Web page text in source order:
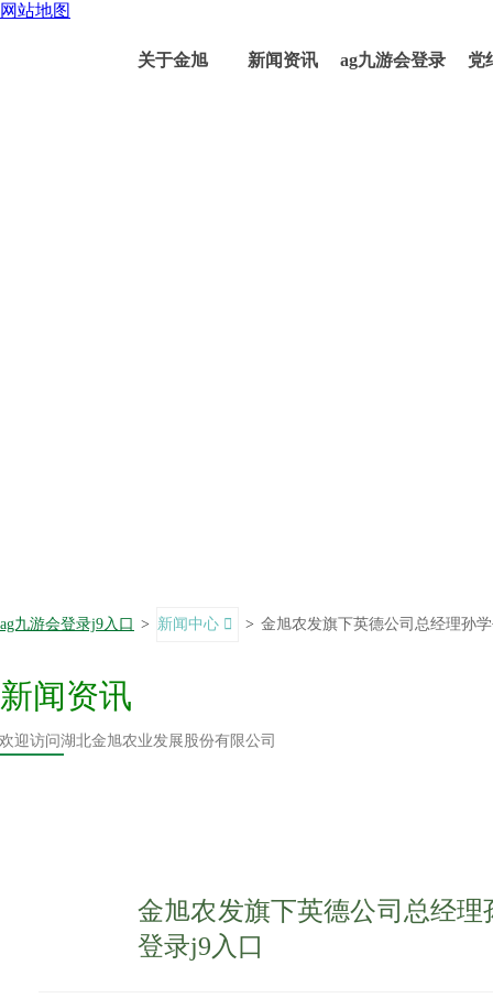
关于金旭 新闻资讯 ag九游会登录 党
ag九游会登录j9入口 > 新闻中心 > 金旭农发旗下英德公司总经理孙
新闻资讯
欢迎访问湖北金旭农业发展股份有限公司
金旭农发旗下英德公司总经理
登录j9入口
网站地图